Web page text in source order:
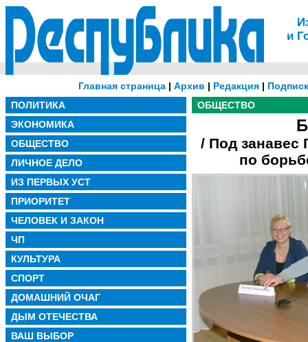
и
Главная страница| Архив | Редакция|
ПОЛИТИКА
ЭКОНОМИКА
ОБЩЕСТВО
ЛИЧНОЕ ДЕЛО
ИЗ ПЕРВЫХ УСТ
ПРИОРИТЕТ
ЧЕЛОВЕК И ЗАКОН
ЧП
КУЛЬТУРА
СПОРТ
ДОМАШНИЙ ОЧАГ
ДЫМ ОТЕЧЕСТВА
ВАШ ВЫБОР
ОБЩЕСТВО
/ Под занавес
по